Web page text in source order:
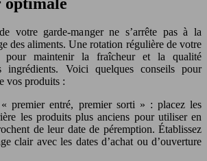
votre garde-manger ne s’arrête pas à la
des aliments. Une rotation régulière de votre
pour maintenir la fraîcheur et la qualité
ingrédients. Voici quelques conseils pour
vos produits :
premier entré, premier sorti » : placez les
les produits plus anciens pour utiliser en
de leur date de péremption. Établissez
clair avec les dates d’achat ou d’ouverture